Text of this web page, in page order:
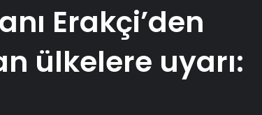
Erakçi’den
ülkelere uyarı: